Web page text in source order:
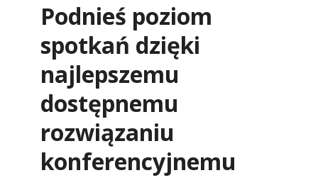
Podnieś poziom
spotkań dzięki
najlepszemu
dostępnemu
rozwiązaniu
konferencyjnemu